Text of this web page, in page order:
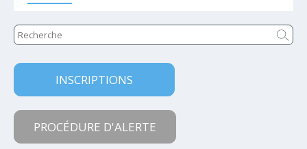
6ÈME
DE
-
INSCRIPTIONS
PROCÉDURE D'ALERTE